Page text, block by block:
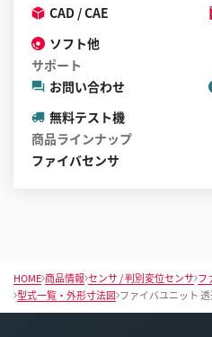
CAD / CAE
ソフト他
サポート
お問い合わせ
無料テスト機
商品ラインナップ
ファイバセンサ
HOME 商品情報 センサ / 判別変位センサ フ
型式一覧・外形寸法図 ファイバユニット